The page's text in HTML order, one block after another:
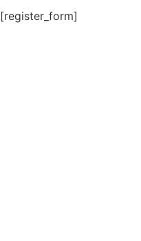
[register_form]